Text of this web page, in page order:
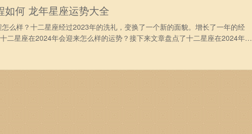
如何 龙年星座运势大全
样？十二星座经过2023年的洗礼，变换了一个新的面貌。增长了一年的经
二星座在2024年会迎来怎么样的运势？接下来文章盘点了十二星座在2024年的
好的发展。